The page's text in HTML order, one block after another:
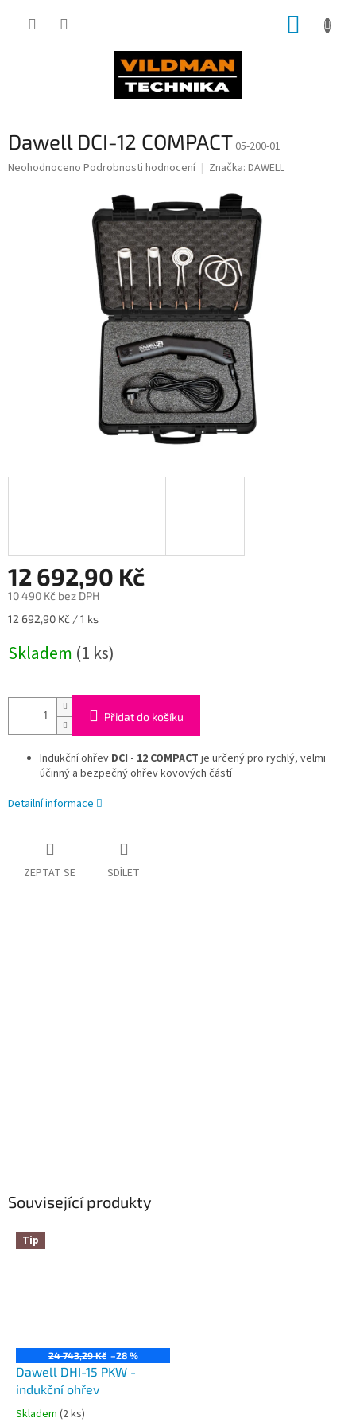
Dawell DCI-12 COMPACT 05-200-01
Průměrné
Neohodnoceno Podrobnosti hodnocení Značka: DAWELL
12 692,90 Kč
10 490 Kč bez DPH
Měrná
12 692,90 Kč / 1 ks
Skladem (1 ks)
Přidat do košíku
Indukční ohřev DCI - 12 COMPACT je určený pro rychlý, velmi
účinný a bezpečný ohřev kovových částí
Detailní informace
ZEPTAT SE SDÍLET
Související produkty
Tip
24 743,29 Kč –28 %
Dawell DHI-15 PKW -
indukční ohřev
Průměrné
Skladem (2 ks)